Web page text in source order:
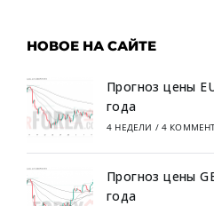
НОВОЕ НА САЙТЕ
Прогноз цены
года
4 НЕДЕЛИ / 4
Прогноз цены
года